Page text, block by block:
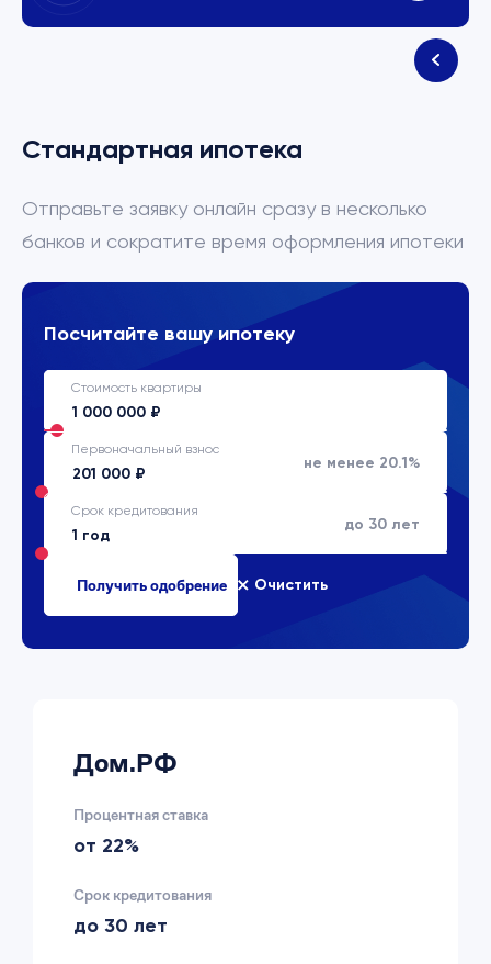
Стандартная ипотека
Отправьте заявку онлайн сразу в несколько
банков и сократите время оформления ипотеки
Посчитайте вашу ипотеку
Стоимость квартиры
Первоначальный взнос
не менее 20.1%
Срок кредитования
до 30 лет
Очистить
Дом.РФ
Процентная ставка
от 22%
Срок кредитования
до 30 лет